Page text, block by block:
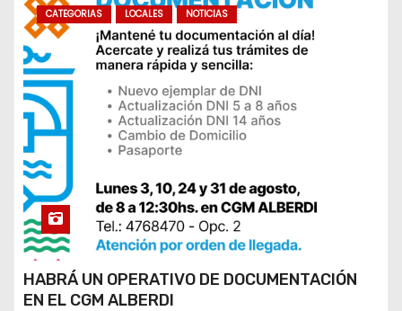
CATEGORIAS LOCALES NOTICIAS
HABRÁ UN OPERATIVO DE DOCUMENTACIÓN
EN EL CGM ALBERDI